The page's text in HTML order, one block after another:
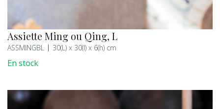
Assiette Ming ou Qing, L
ASSMINGBL 30(L) x 30(l) x 6(h) cm
En stock